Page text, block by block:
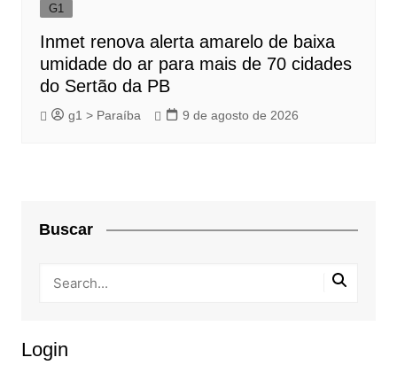
G1
Inmet renova alerta amarelo de baixa
umidade do ar para mais de 70 cidades
do Sertão da PB
g1 > Paraíba 9 de agosto de 2026
Buscar
Login